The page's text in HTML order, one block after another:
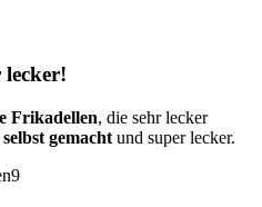
lecker!
Frikadellen, die sehr lecker
gemacht und super lecker.
9